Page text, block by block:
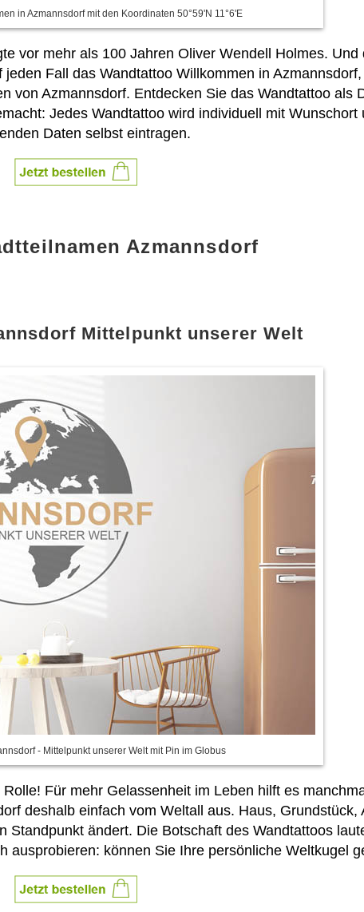
in Azmannsdorf mit den Koordinaten 50°59'N 11°6'E
vor mehr als 100 Jahren Oliver Wendell Holmes.
Fall das Wandtattoo Willkommen in
von Azmannsdorf. Entdecken Sie das Wandtattoo als
Jedes Wandtattoo wird individuell mit
Daten selbst eintragen.
Azmannsdorf
Mittelpunkt unserer Welt
- Mittelpunkt unserer Welt mit Pin im Globus
Für mehr Gelassenheit im Leben hilft es
deshalb einfach vom Weltall aus. Haus,
ändert. Die Botschaft des Wandtattoos
ausprobieren: können Sie Ihre persönliche Weltkugel